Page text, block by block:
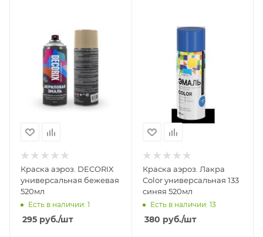
Краска аэроз. DECORIX
универсальная бежевая
520мл
Есть в наличии: 1
295 руб./шт
Краска аэроз. Лакра
Color универсальная 133
синяя 520мл
Есть в наличии: 13
380 руб./шт